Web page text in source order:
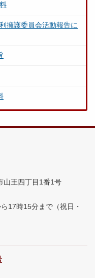
擁護委員会活動報告に
王四丁目1番1号
17時15分まで （祝日・